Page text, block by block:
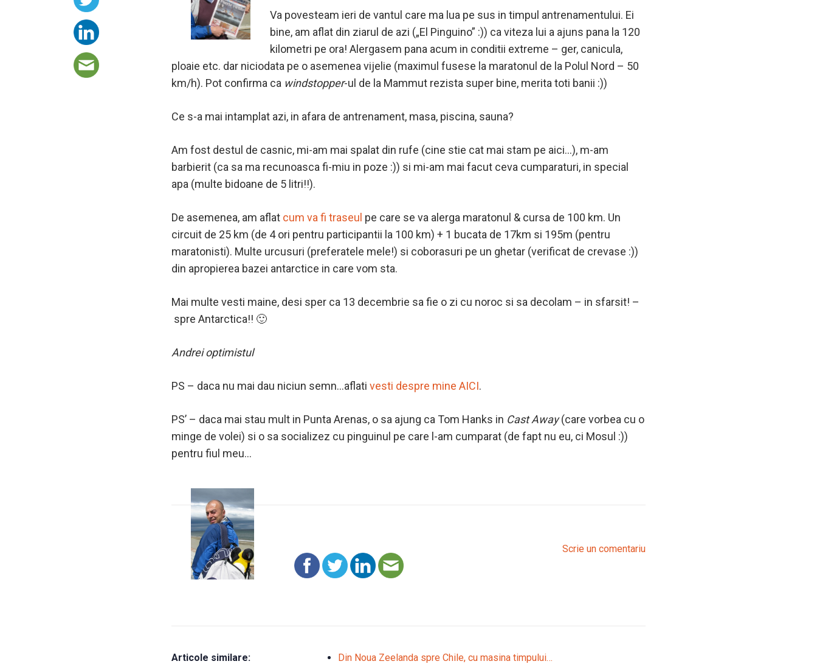
Va povesteam ieri de vantul care ma lua pe sus in timpul antrenamentului. Ei
bine, am aflat din ziarul de azi („El Pinguino” :)) ca viteza lui a ajuns pana la 120
kilometri pe ora! Alergasem pana acum in conditii extreme – ger, canicula,
ploaie etc. dar niciodata pe o asemenea vijelie (maximul fusese la maratonul de la Polul Nord – 50
km/h). Pot confirma ca windstopper-ul de la Mammut rezista super bine, merita toti banii :))
Ce s-a mai intamplat azi, in afara de antrenament, masa, piscina, sauna?
Am fost destul de casnic, mi-am mai spalat din rufe (cine stie cat mai stam pe aici…), m-am
barbierit (ca sa ma recunoasca fi-miu in poze :)) si mi-am mai facut ceva cumparaturi, in special
apa (multe bidoane de 5 litri!!).
De asemenea, am aflat cum va fi traseul pe care se va alerga maratonul & cursa de 100 km. Un
circuit de 25 km (de 4 ori pentru participantii la 100 km) + 1 bucata de 17km si 195m (pentru
maratonisti). Multe urcusuri (preferatele mele!) si coborasuri pe un ghetar (verificat de crevase :))
din apropierea bazei antarctice in care vom sta.
Mai multe vesti maine, desi sper ca 13 decembrie sa fie o zi cu noroc si sa decolam – in sfarsit! –
spre Antarctica!! 🙂
Andrei optimistul
PS – daca nu mai dau niciun semn…aflati vesti despre mine AICI.
PS’ – daca mai stau mult in Punta Arenas, o sa ajung ca Tom Hanks in Cast Away(care vorbea cu o
minge de volei) si o sa socializez cu pinguinul pe care l-am cumparat (de fapt nu eu, ci Mosul :))
pentru fiul meu…
Scrie un comentariu
Articole similare:
Din Noua Zeelanda spre Chile, cu masina timpului…